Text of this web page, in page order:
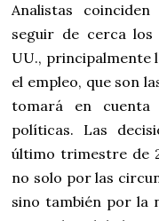
Analistas
seguir de cerca los
UU., principalmente
el empleo, que son
tomará en
políticas. Las
último trimestre de
no solo por las
sino también por la